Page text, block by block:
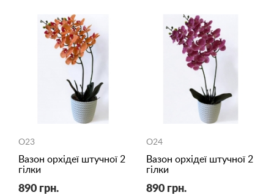
O23
Вазон орхідеї штучної 2
гілки
890 грн.
O24
Вазон орхідеї штучної 2
гілки
890 грн.